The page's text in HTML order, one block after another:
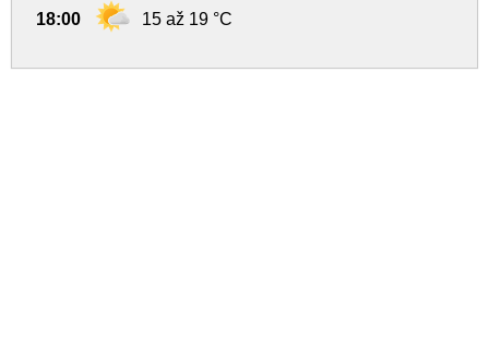
18:00 15 až 19 °C